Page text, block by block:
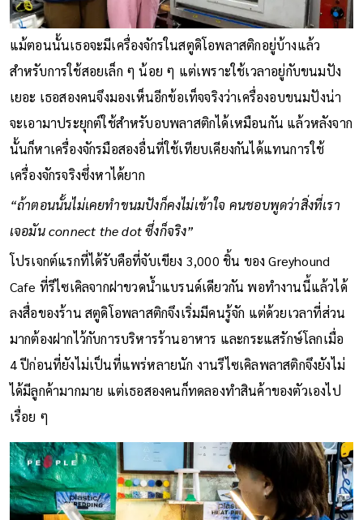
แม้ตอนนั้นเธอจะมีเครื่องจักรในสตูดิโอพลาสติกอยู่บ้างแล้ว
สำหรับการใช้สอยเล็ก ๆ น้อย ๆ แต่เพราะใช้เวลาอยู่กับขนมปัง
เยอะ เธอสองคนจึงมองเห็นอีกข้อเท็จจริงว่าเครื่องอบขนมปังน่า
จะเอามาประยุกต์ใช้สำหรับอบพลาสติกได้เหมือนกัน แล้วหลังจาก
นั้นก็หาเครื่องจักรมือสองอื่นที่ใช้เทียบเคียงกันได้แทนการใช้
เครื่องจักรจริงซึ่งหาได้ยาก
“ถ้าตอนนั้นไม่เคยทำขนมปังก็คงไม่เข้าใจ คนชอบพูดว่าสิ่งที่เรา
เจอมัน connect the dot ซึ่งก็จริง”
โปรเจกต์แรกที่ได้รับคือที่จับเขียง 3,000 ชิ้น ของ Greyhound
Cafe ที่รีไซเคิลจากฝาขวดน้ำแบรนด์เดียวกัน พอทำงานนี้แล้วได้
ลงสื่อของร้าน สตูดิโอพลาสติกจึงเริ่มมีคนรู้จัก แต่ด้วยเวลาที่ส่วน
มากต้องฝากไว้กับการบริหารร้านอาหาร และกระแสรักษ์โลกเมื่อ
4 ปีก่อนที่ยังไม่เป็นที่แพร่หลายนัก งานรีไซเคิลพลาสติกจึงยังไม่
ได้มีลูกค้ามากมาย แต่เธอสองคนก็ทดลองทำสินค้าของตัวเองไป
เรื่อย ๆ